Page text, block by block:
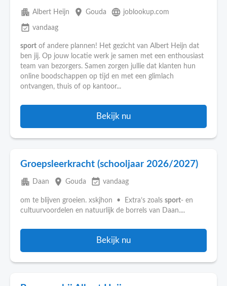
apartment Albert Heijn place Gouda language joblookup.com
event_available vandaag
sport of andere plannen! Het gezicht van Albert Heijn dat
ben jij. Op jouw locatie werk je samen met een enthousiast
team van bezorgers. Samen zorgen jullie dat klanten hun
online boodschappen op tijd en met een glimlach
ontvangen, thuis of op kantoor...
Bekijk nu
Groepsleerkracht (schooljaar 2026/2027)
apartment Daan place Gouda event_available vandaag
om te blijven groeien. xskjhon • Extra’s zoals sport- en
cultuurvoordelen en natuurlijk de borrels van Daan....
Bekijk nu